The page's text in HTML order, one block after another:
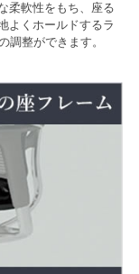
柔軟性をもち、座る
よくホールドするラ
調整ができます。